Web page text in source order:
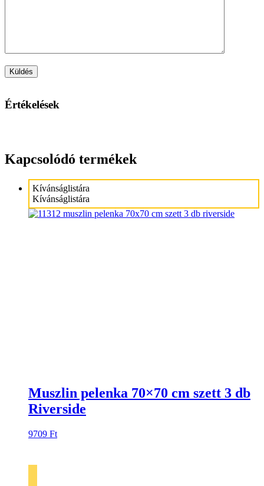
Értékelések
Kapcsolódó termékek
Kívánságlistára
Kívánságlistára
Muszlin pelenka 70×70 cm szett 3 db
Riverside
9709 Ft